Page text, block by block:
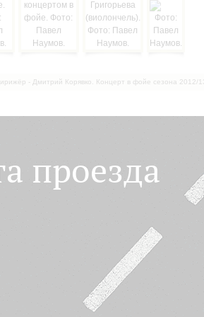
- Дмитрий Корявко. Концерт в фойе сезона 2012/
проезда